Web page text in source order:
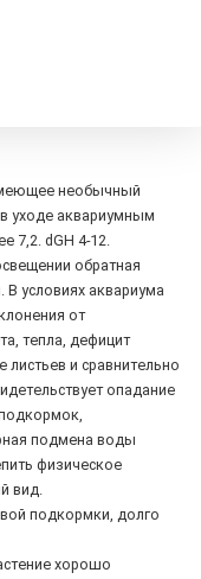
необычный
уходе аквариумным
7,2. dGH 4-12.
обратная
В условиях аквариума
от
тепла, дефицит
и сравнительно
опадание
подмена воды
физическое
вид.
подкормки, долго
хорошо